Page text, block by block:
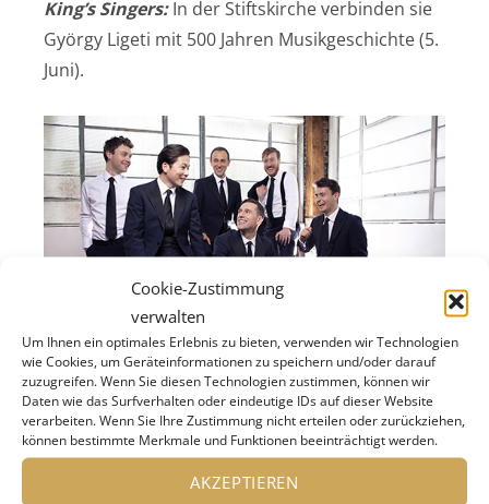
Cookie-Zustimmung
verwalten
Um Ihnen ein optimales Erlebnis zu bieten, verwenden wir Technologien
wie Cookies, um Geräteinformationen zu speichern und/oder darauf
zuzugreifen. Wenn Sie diesen Technologien zustimmen, können wir
Daten wie das Surfverhalten oder eindeutige IDs auf dieser Website
verarbeiten. Wenn Sie Ihre Zustimmung nicht erteilen oder zurückziehen,
können bestimmte Merkmale und Funktionen beeinträchtigt werden.
AKZEPTIEREN
King’s Singers:In der Stiftskirche verbinden sie
György Ligeti mit 500 Jahren Musikgeschichte (5.
Juni).
The Kings Singers © Frances Marshall
Seltene Ausgrabungen von Fanny Hensel
präsentieren Jérémie Rhorer und sein